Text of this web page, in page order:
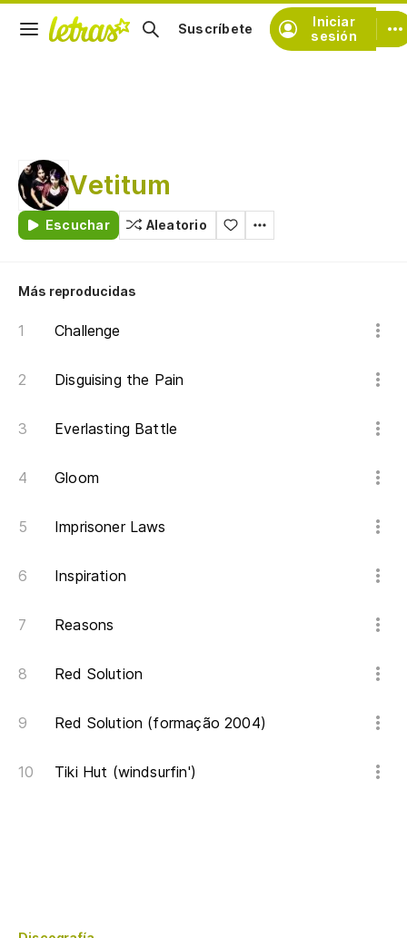
Iniciar
sesión
Suscríbete
Vetitum
Escuchar Aleatorio
Más reproducidas
Challenge
Disguising the Pain
Everlasting Battle
Gloom
Imprisoner Laws
Inspiration
Reasons
Red Solution
Red Solution (formação 2004)
Tiki Hut (windsurfin')